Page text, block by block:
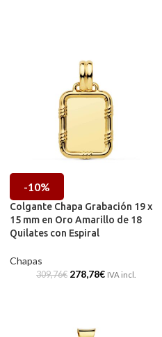
-10%
Colgante Chapa Grabación 19 x
15 mm en Oro Amarillo de 18
Quilates con Espiral
Chapas
309,76€ 278,78€ IVA incl.